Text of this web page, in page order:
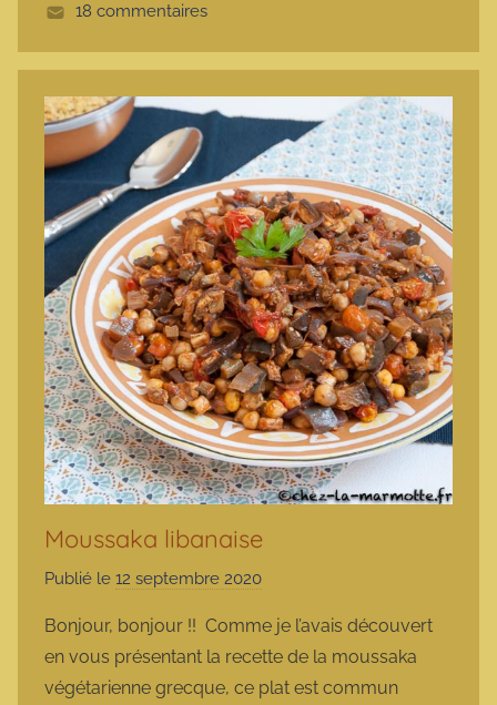
18 commentaires
Moussaka libanaise
Publié le 12 septembre 2020
r
m
a
Bonjour, bonjour !! Comme je l’avais découvert
en vous présentant la recette de la moussaka
végétarienne grecque, ce plat est commun